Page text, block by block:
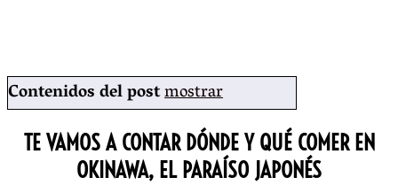
Contenidos del postmostrar
TE VAMOS A CONTARDÓNDE Y QUÉ COMER EN
OKINAWA, EL PARAÍSO JAPONÉS